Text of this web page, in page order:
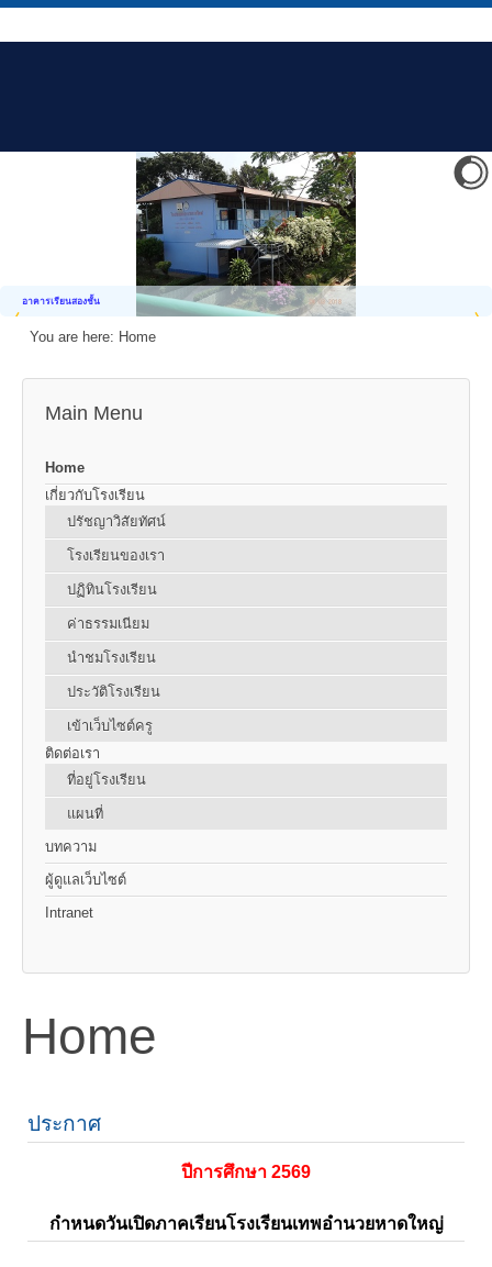
อาคารเรียนสองชั้น
You are here: Home
Main Menu
Home
เกี่ยวกับโรงเรียน
ปรัชญาวิสัยทัศน์
โรงเรียนของเรา
ปฏิทินโรงเรียน
ค่าธรรมเนียม
นำชมโรงเรียน
ประวัติโรงเรียน
เข้าเว็บไซต์ครู
ติดต่อเรา
ที่อยู่โรงเรียน
แผนที่
บทความ
ผู้ดูแลเว็บไซต์
Intranet
Home
ประกาศ
ปีการศึกษา 2569
กำหนดวันเปิดภาคเรียนโรงเรียนเทพอำนวยหาดใหญ่